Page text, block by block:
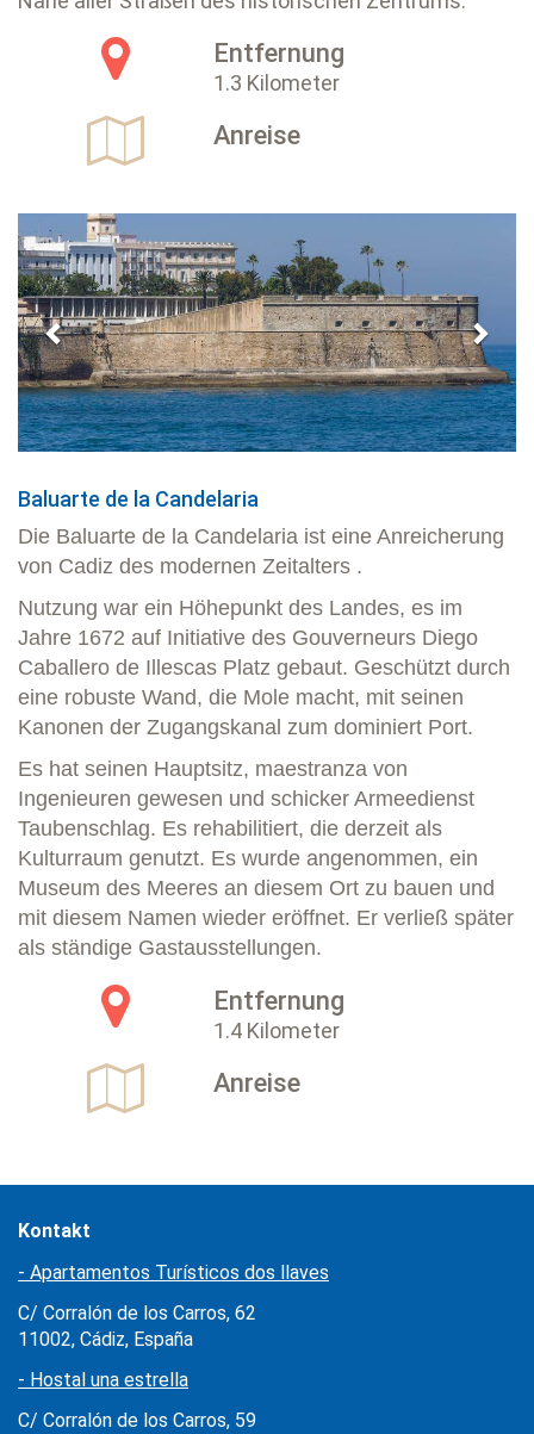
Entfernung
1.3 Kilometer
Anreise
Previous Next
Baluarte de la Candelaria
Die Baluarte de la Candelaria ist eine Anreicherung
von Cadiz des modernen Zeitalters .
Nutzung war ein Höhepunkt des Landes, es im
Jahre 1672 auf Initiative des Gouverneurs Diego
Caballero de Illescas Platz gebaut. Geschützt durch
eine robuste Wand, die Mole macht, mit seinen
Kanonen der Zugangskanal zum dominiert Port.
Es hat seinen Hauptsitz, maestranza von
Ingenieuren gewesen und schicker Armeedienst
Taubenschlag. Es rehabilitiert, die derzeit als
Kulturraum genutzt. Es wurde angenommen, ein
Museum des Meeres an diesem Ort zu bauen und
mit diesem Namen wieder eröffnet. Er verließ später
als ständige Gastausstellungen.
Entfernung
1.4 Kilometer
Anreise
Kontakt
- Apartamentos Turísticos dos llaves
C/ Corralón de los Carros, 62
11002, Cádiz, España
- Hostal una estrella
C/ Corralón de los Carros, 59